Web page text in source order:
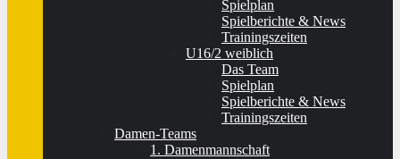
Spielplan
Spielberichte & News
Trainingszeiten
U16/2 weiblich
Das Team
Spielplan
Spielberichte & News
Trainingszeiten
Damen-Teams
1. Damenmannschaft